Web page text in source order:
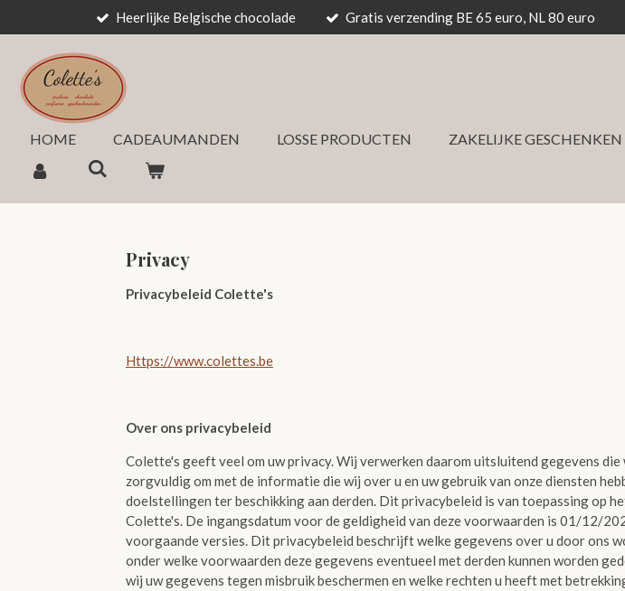
direct
de
hoofdinhoud
Heerlijke Belgische chocolade Gratis verzending BE 65 euro, NL 80 euro
HOME CADEAUMANDEN LOSSE PRODUCTEN ZAKELIJKE GESCHENKEN
Privacy
Privacybeleid Colette's
Https://www.colettes.be
Over ons privacybeleid
Colette's geeft veel om uw privacy. Wij verwerken daarom uitsluitend gegevens
zorgvuldig om met de informatie die wij over u en uw gebruik van onze diensten
doelstellingen ter beschikking aan derden. Dit privacybeleid is van toepassing op
Colette's. De ingangsdatum voor de geldigheid van deze voorwaarden is 01/12/
voorgaande versies. Dit privacybeleid beschrijft welke gegevens over u door ons
onder welke voorwaarden deze gegevens eventueel met derden kunnen worden
wij uw gegevens tegen misbruik beschermen en welke rechten u heeft met